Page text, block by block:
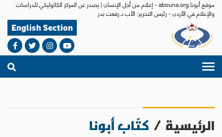
موقع أبونا abouna.org - إعلام من أجل الإنسان | يصدر عن المركز الكاثوليكي للدراسات
والإعلام في الأردن - رئيس التحرير: الأب د.رفعت بدر
English Section
الرئيسية / كتّاب أبونا